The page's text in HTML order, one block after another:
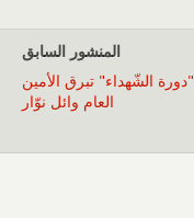
المنشور السابق
"دورة الشّهداء" تبرق الأمين
العام وائل نوّار